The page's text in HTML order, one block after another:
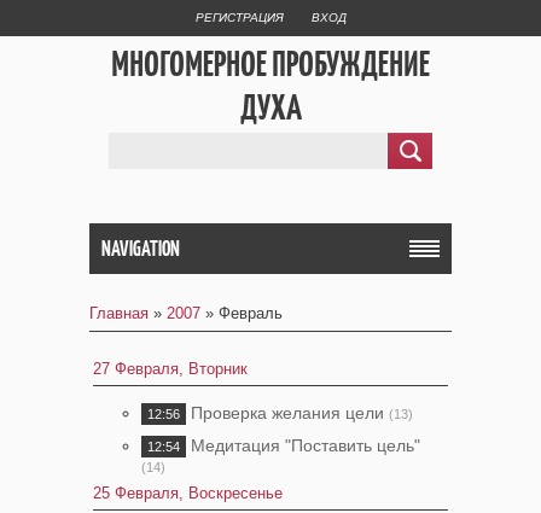
РЕГИСТРАЦИЯ ВХОД
МНОГОМЕРНОЕ ПРОБУЖДЕНИЕ
ДУХА
NAVIGATION
Главная » 2007 » Февраль
27 Февраля, Вторник
12:56 Проверка желания цели (13)
12:54 Медитация "Поставить цель"
(14)
25 Февраля, Воскресенье